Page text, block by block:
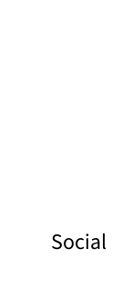
Social